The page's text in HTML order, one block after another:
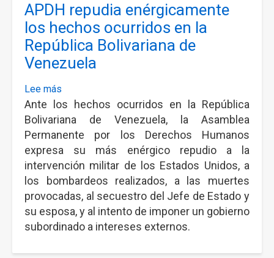
N°2
que
le
concedió
la
condicional
Juan
Pablo
Offidani,
uno
de
los
condenados
por
APDH repudia enérgicamente
los hechos ocurridos en la
República Bolivariana de
Venezuela
Lee más
APDH
repudia
enérgicamente
los
hechos
ocurridos
en
la
República
de
Ante los hechos ocurridos en la República
Bolivariana de Venezuela, la Asamblea
Permanente por los Derechos Humanos
expresa su más enérgico repudio a la
intervención militar de los Estados Unidos, a
los bombardeos realizados, a las muertes
provocadas, al secuestro del Jefe de Estado y
su esposa, y al intento de imponer un gobierno
subordinado a intereses externos.